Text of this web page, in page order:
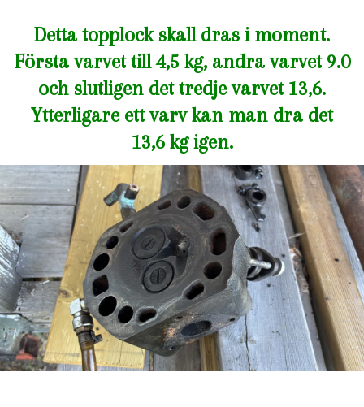
Detta topplock skall dras i moment.
Första varvet till 4,5 kg, andra varvet 9.0
och slutligen det tredje varvet 13,6.
Ytterligare ett varv kan man dra det
13,6 kg igen.